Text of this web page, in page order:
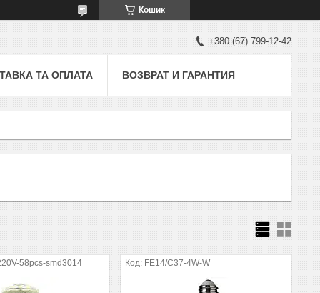
Кошик
+380 (67) 799-12-42
ТА ОПЛАТА ВОЗВРАТ И ГАРАНТИЯ
58pcs-smd3014 FE14/C37-4W-W